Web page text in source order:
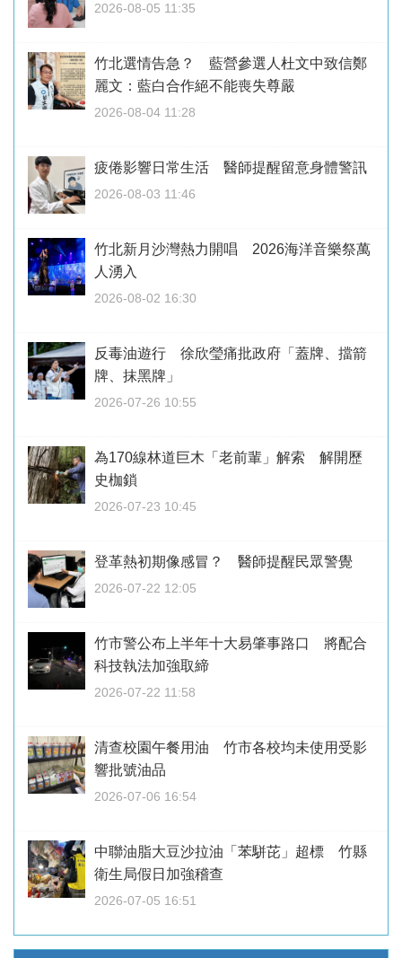
2026-08-05 11:35
竹北選情告急？ 藍營參選人杜文中致信鄭
麗文：藍白合作絕不能喪失尊嚴
2026-08-04 11:28
疲倦影響日常生活 醫師提醒留意身體警訊
2026-08-03 11:46
竹北新月沙灣熱力開唱 2026海洋音樂祭萬
人湧入
2026-08-02 16:30
反毒油遊行 徐欣瑩痛批政府「蓋牌、擋箭
牌、抹黑牌」
2026-07-26 10:55
為170線林道巨木「老前輩」解索 解開歷
史枷鎖
2026-07-23 10:45
登革熱初期像感冒？ 醫師提醒民眾警覺
2026-07-22 12:05
竹市警公布上半年十大易肇事路口 將配合
科技執法加強取締
2026-07-22 11:58
清查校園午餐用油 竹市各校均未使用受影
響批號油品
2026-07-06 16:54
中聯油脂大豆沙拉油「苯駢芘」超標 竹縣
衛生局假日加強稽查
2026-07-05 16:51